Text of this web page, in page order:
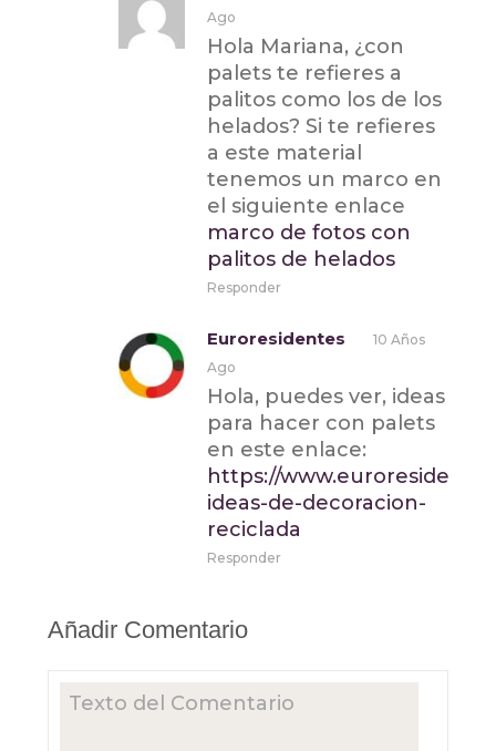
Ago
Hola Mariana, ¿con
palets te refieres a
palitos como los de los
helados? Si te refieres
a este material
tenemos un marco en
el siguiente enlace
marco de fotos con
palitos de helados
Responder
Euroresidentes
10 Años
Ago
Hola, puedes ver, ideas
para hacer con palets
en este enlace:
https://
ideas-de-decoracion-
reciclada
Responder
Añadir Comentario